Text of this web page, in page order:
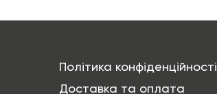
Політика конфіденційності
Доставка та оплата